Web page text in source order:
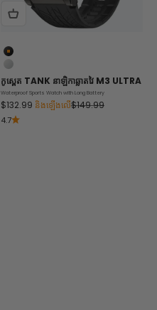
ខ្មៅ
ប្រាក់
កូស្ពេត TANK នាឡិកាឆ្លាតវៃ M3 ULTRA
Waterproof Sports Watch with Long Battery
តម្លៃលក់
$132.99 និងឡើងលើតម្លៃធម្មតា។
$149.99
4.7